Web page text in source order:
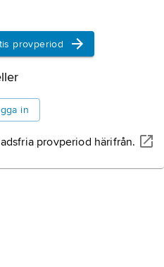
provperiod
in
provperiod härifrån.